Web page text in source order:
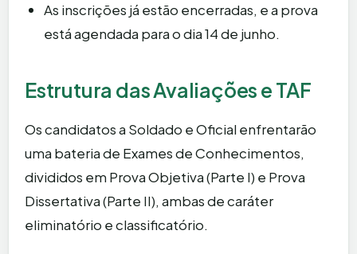
As inscrições já estão encerradas, e a prova
está agendada para o dia 14 de junho.
Estrutura das Avaliações e TAF
Os candidatos a Soldado e Oficial enfrentarão
uma bateria de Exames de Conhecimentos,
divididos em Prova Objetiva (Parte I) e Prova
Dissertativa (Parte II), ambas de caráter
eliminatório e classificatório.